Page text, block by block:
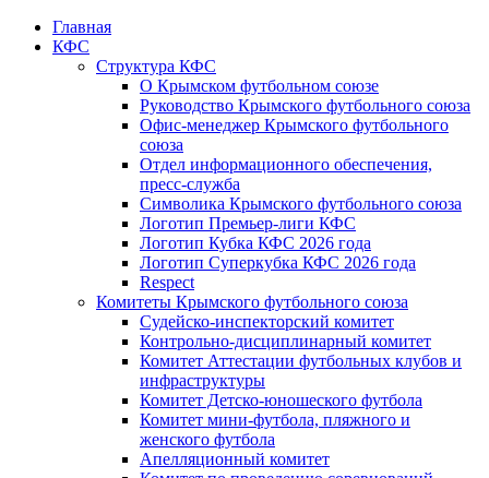
Главная
КФС
Структура КФС
О Крымском футбольном союзе
Руководство Крымского футбольного союза
Офис-менеджер Крымского футбольного
союза
Отдел информационного обеспечения,
пресс-служба
Символика Крымского футбольного союза
Логотип Премьер-лиги КФС
Логотип Кубка КФС 2026 года
Логотип Суперкубка КФС 2026 года
Respect
Комитеты Крымского футбольного союза
Судейско-инспекторский комитет
Контрольно-дисциплинарный комитет
Комитет Аттестации футбольных клубов и
инфраструктуры
Комитет Детско-юношеского футбола
Комитет мини-футбола, пляжного и
женского футбола
Апелляционный комитет